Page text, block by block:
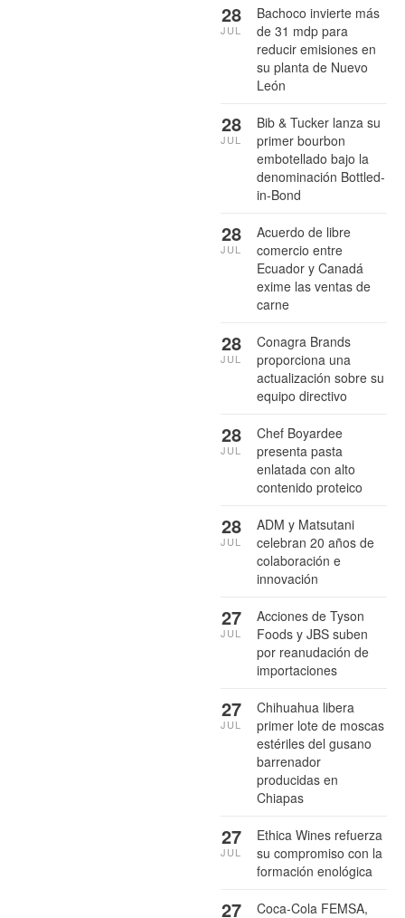
Bachoco invierte más
de 31 mdp para
reducir emisiones en
su planta de Nuevo
León
28
JUL
Bib & Tucker lanza su
primer bourbon
embotellado bajo la
denominación Bottled-
in-Bond
28
JUL
Acuerdo de libre
comercio entre
Ecuador y Canadá
exime las ventas de
carne
28
JUL
Conagra Brands
proporciona una
actualización sobre su
equipo directivo
28
JUL
Chef Boyardee
presenta pasta
enlatada con alto
contenido proteico
28
JUL
ADM y Matsutani
celebran 20 años de
colaboración e
innovación
28
JUL
Acciones de Tyson
Foods y JBS suben
por reanudación de
importaciones
27
JUL
Chihuahua libera
primer lote de moscas
estériles del gusano
barrenador
producidas en
Chiapas
27
JUL
Ethica Wines refuerza
su compromiso con la
formación enológica
27
JUL
Coca-Cola FEMSA,
27